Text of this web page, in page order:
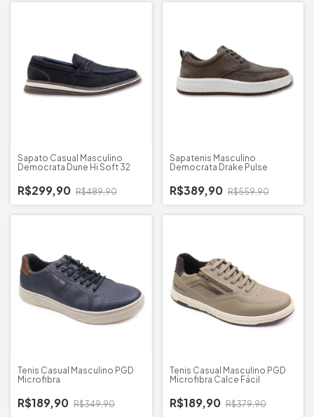
Sapato Casual Masculino
Democrata Dune Hi Soft 32
R$299,90 R$489,90
Sapatenis Masculino
Democrata Drake Pulse
R$389,90 R$559,90
Tenis Casual Masculino PGD
Microfibra
R$189,90 R$349,90
Tenis Casual Masculino PGD
Microfibra Calce Fácil
R$189,90 R$379,90